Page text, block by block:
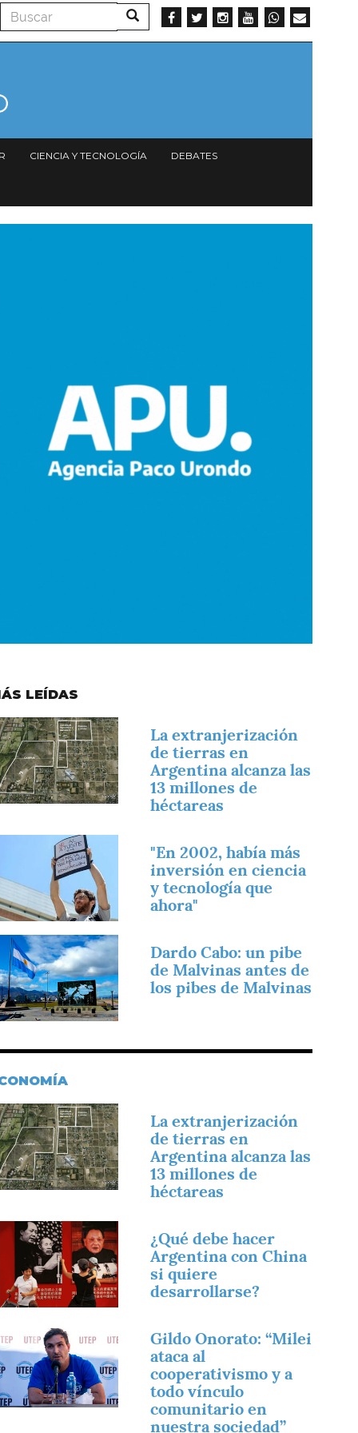
Buscar Buscar
CIENCIA Y TECNOLOGÍA DEBATES
LEÍDAS
La extranjerización
de tierras en
Argentina alcanza las
13 millones de
héctareas
"En 2002, había más
inversión en ciencia
y tecnología que
ahora"
Dardo Cabo: un pibe
de Malvinas antes de
los pibes de Malvinas
La extranjerización
de tierras en
Argentina alcanza las
13 millones de
héctareas
¿Qué debe hacer
Argentina con China
si quiere
desarrollarse?
Gildo Onorato: “Milei
ataca al
cooperativismo y a
todo vínculo
comunitario en
nuestra sociedad”